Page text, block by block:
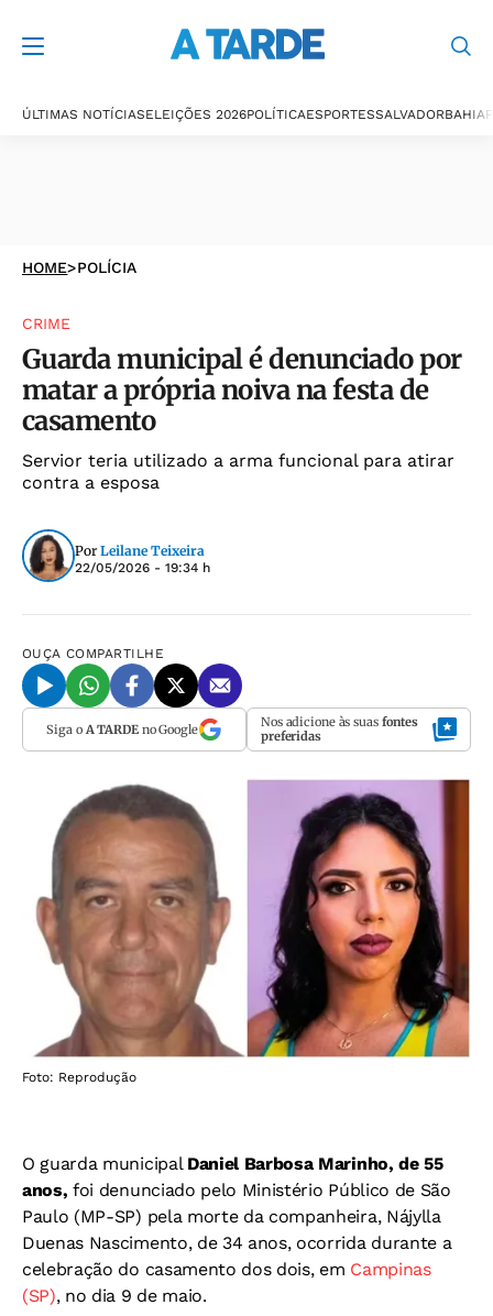
ÚLTIMAS NOTÍCIASELEIÇÕES 2026POLÍTICAESPORTESSALVADORBAHIA
HOME>POLÍCIA
CRIME
Guarda municipal é denunciado por
matar a própria noiva na festa de
casamento
Servior teria utilizado a arma funcional para atirar
contra a esposa
Por Leilane Teixeira
22/05/2026 - 19:34 h
OUÇA COMPARTILHE
Siga o A TARDEno Google Nos adicione às suas fontes
preferidas
Foto: Reprodução
O guarda municipal Daniel Barbosa Marinho, de 55
anos, foi denunciado pelo Ministério Público de São
Paulo (MP-SP) pela morte da companheira, Nájylla
Duenas Nascimento, de 34 anos, ocorrida durante a
celebração do casamento dos dois, em Campinas
(SP), no dia 9 de maio.